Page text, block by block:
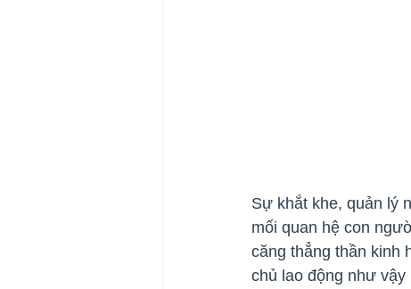
Sự khắt khe, quản lý
mối quan hệ con
căng thẳng thần kinh
chủ lao động như